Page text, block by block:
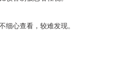
心查看，较难发现。